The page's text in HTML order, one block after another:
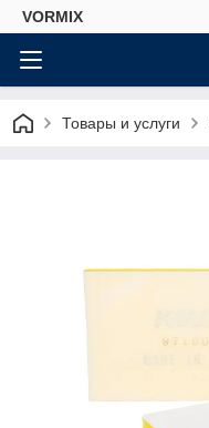
VORMIX
Товары и услуги